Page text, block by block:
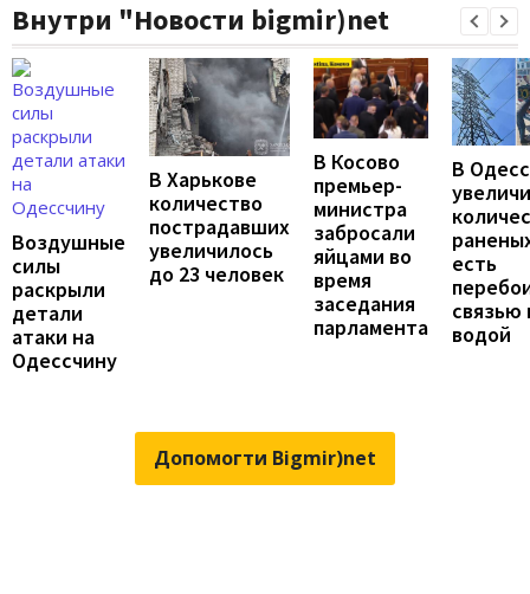
Внутри "Новости bigmir)net
Воздушные
силы
раскрыли
детали
атаки на
Одессчину
В Харькове
количество
пострадавших
увеличилось
до 23 человек
В Косово
премьер-
министра
забросали
яйцами во
время
заседания
парламента
В
есть
связью
водой
Допомогти Bigmir)net